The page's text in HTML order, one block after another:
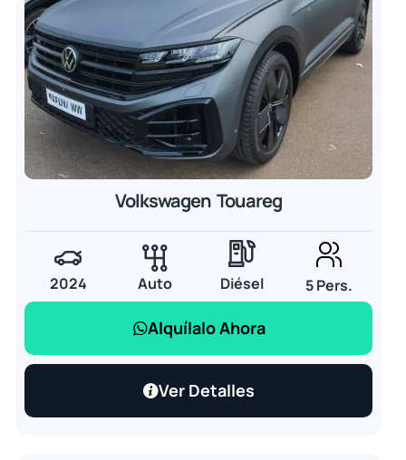
Volkswagen Touareg
2024 Auto Diésel 5 Pers.
Alquílalo Ahora
Ver Detalles